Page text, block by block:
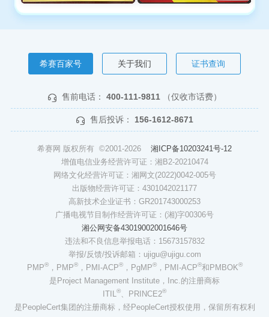
希赛百家号 关于我们 证书查询
售前电话： 400-111-9811 （仅收市话费）
售后投诉： 156-1612-8671
希赛网 版权所有 ©2001-2026 湘ICP备10203241号-12
增值电信业务经营许可证：湘B2-20210474
网络文化经营许可证：湘网文(2022)0042-005号
出版物经营许可证：4301042021177
高新技术企业证书：GR201743000253
广播电视节目制作经营许可证：(湘)字00306号
湘公网安备43019002001646号
违法和不良信息举报电话：15673157832
举报/反馈/投诉邮箱：ujigu@ujigu.com
PMP®，PMP®，PMI-ACP®，PgMP®，PMI-ACP®和PMBOK®
是Project Management Institute，Inc.的注册商标
ITIL®、PRINCE2®
是PeopleCert集团的注册商标，经PeopleCert授权使用，保留所有权利